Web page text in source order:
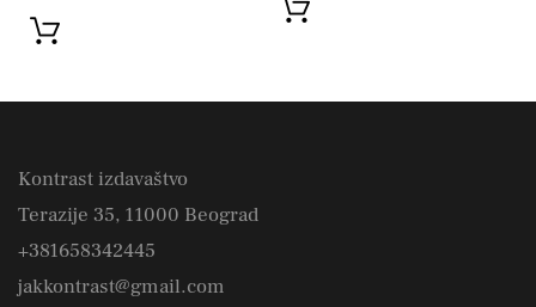
Kontrast izdavaštvo
Terazije 35, 11000 Beograd
+381658342445
jakkontrast@gmail.com